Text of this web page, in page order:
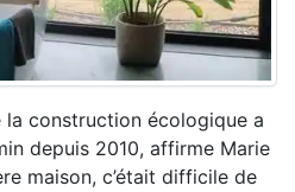
la construction écologique a
depuis 2010, affirme Marie
maison, c’était difficile de